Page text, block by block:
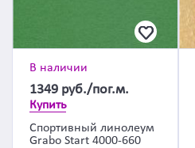
В наличии
1349 руб./пог.м.
Купить
Спортивный линолеум
Grabo Start 4000-660